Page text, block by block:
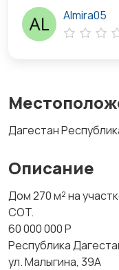
Дагестан
Описание
Дом 270 м² на
COT.
60 000 000 P
Республика
ул. Малыгина, 39А
Almira05